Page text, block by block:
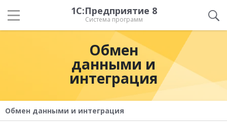
1С:Предприятие 8
Система программ
Обмен
данными и
интеграция
Обмен данными и интеграция